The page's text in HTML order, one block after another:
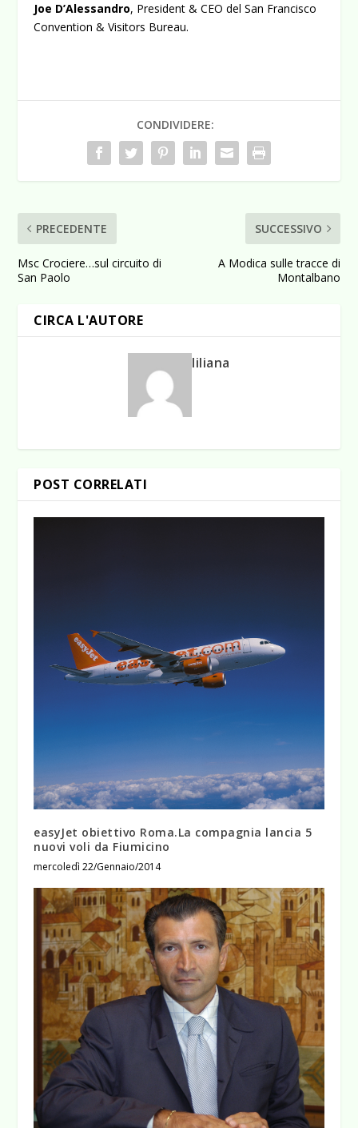
Joe D’Alessandro, President & CEO del San Francisco
Convention & Visitors Bureau.
CONDIVIDERE:
PRECEDENTE
Msc Crociere…sul circuito di
San Paolo
SUCCESSIVO
A Modica sulle tracce di
Montalbano
CIRCA L'AUTORE
liliana
POST CORRELATI
easyJet obiettivo Roma.La compagnia lancia 5
nuovi voli da Fiumicino
mercoledì 22/Gennaio/2014